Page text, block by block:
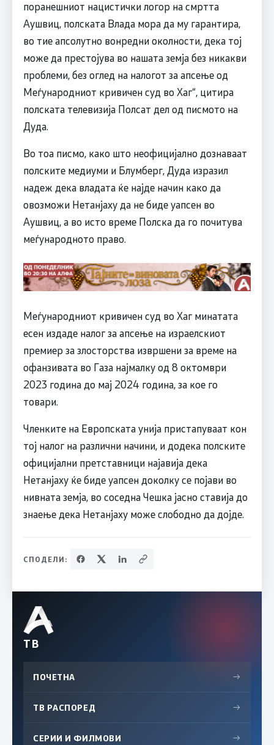
поранешниот нацистички логор на смртта
Аушвиц, полската Влада мора да му гарантира,
во тие апсолутно вонредни околности, дека тој
може да престојува во нашата земја без никакви
проблеми, без оглед на налогот за апсење од
Меѓународниот кривичен суд во Хаг“, цитира
полската телевизија Полсат дел од писмото на
Дуда.
Во тоа писмо, како што неофицијално дознаваат
полските медиуми и Блумберг, Дуда изразил
надеж дека владата ќе најде начин како да
овозможи Нетанјаху да не биде уапсен во
Аушвиц, а во исто време Полска да го почитува
меѓународното право.
Меѓународниот кривичен суд во Хаг минатата
есен издаде налог за апсење на израелскиот
премиер за злосторства извршени за време на
офанзивата во Газа најмалку од 8 октомври
2023 година до мај 2024 година, за кое го
товари.
Членките на Европската унија пристапуваат кон
тој налог на различни начини, и додека полските
официјални претставници најавија дека
Нетанјаху ќе биде уапсен доколку се појави во
нивната земја, во соседна Чешка јасно ставија до
знаење дека Нетанјаху може слободно да дојде.
СПОДЕЛИ:
ТВ
ПОЧЕТНА →
ТВ РАСПОРЕД →
СЕРИИ И ФИЛМОВИ →